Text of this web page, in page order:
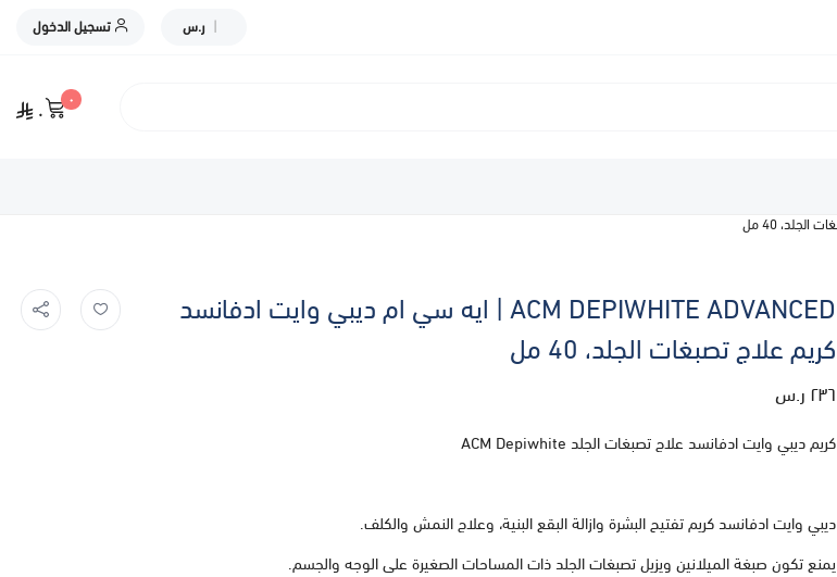
| ر.س تسجيل الدخول
٠
٠
ACM DEPIWHITE ADVANCED | ايه سي ام ديبي وايت ادفانسد
كريم علاج تصبغات الجلد، 40 مل
٢٣٦ ر.س
كريم ديبي وايت ادفانسد علاج تصبغات الجلد ACM Depiwhite
ديبي وايت ادفانسد كريم تفتيح البشرة وازالة البقع البنية، وعلاج النمش والكلف.
يمنع تكون صبغة الميلانين ويزيل تصبغات الجلد ذات المساحات الصغيرة على الوجه والجسم.